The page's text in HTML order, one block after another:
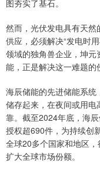
图夯实了基石。
然而，光伏发电具有天然
供应，必须解决“发电时
领域的独角兽企业，坤
能，正是解决这一难题的
海辰储能的先进储能系
储存起来，在夜间或用
靠。截至2024年底，海
授权超690件，为持续创
全球20多个国家和地区
扩大全球市场份额。